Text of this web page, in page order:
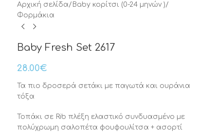
Αρχική σελίδα/ Baby κορίτσι (0-24 μηνών )/
Φορμάκια
Baby Fresh Set 2617
28.00€
Τα πιο δροσερά σετάκι με παγωτά και ουράνια
τόξα
Τοπάκι σε Rib πλέξη ελαστικό συνδυασμένο με
πολύχρωμη σαλοπέτα φουφουλίτσα + ασορτί